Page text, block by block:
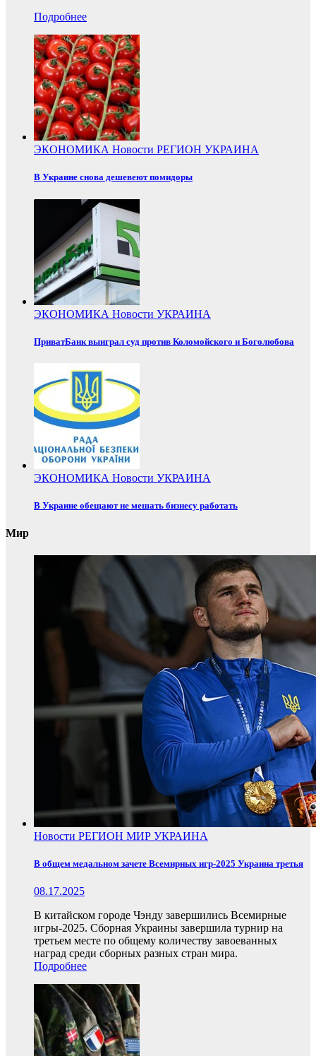
Подробнее
ЭКОНОМИКА Новости РЕГИОН УКРАИНА
В Украине снова дешевеют помидоры
ЭКОНОМИКА Новости УКРАИНА
ПриватБанк выиграл суд против Коломойского и Боголюбова
ЭКОНОМИКА Новости УКРАИНА
В Украине обещают не мешать бизнесу работать
Мир
Новости РЕГИОН МИР УКРАИНА
В общем медальном зачете Всемирных игр-2025 Украина третья
08.17.2025
В китайском городе Чэнду завершились Всемирные
игры-2025. Сборная Украины завершила турнир на
третьем месте по общему количеству завоеванных
наград среди сборных разных стран мира.
Подробнее